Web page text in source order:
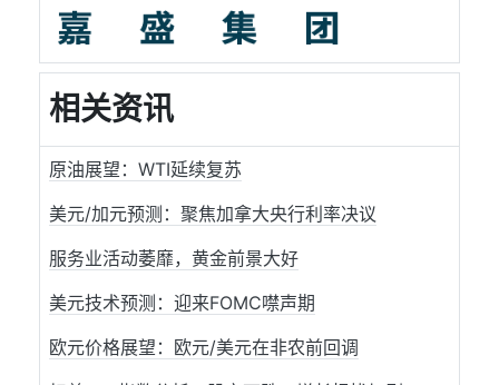
相关资讯
原油展望：WTI延续复苏
美元/加元预测：聚焦加拿大央行利率决议
服务业活动萎靡，黄金前景大好
美元技术预测：迎来FOMC噤声期
欧元价格展望：欧元/美元在非农前回调